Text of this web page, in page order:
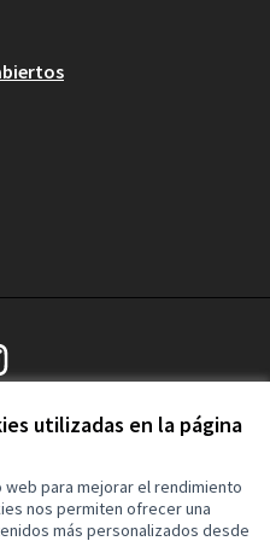
utilizadas en la página
para mejorar el rendimiento
nos permiten ofrecer una
más personalizados desde
en X
Gijón en Instagram
externo)